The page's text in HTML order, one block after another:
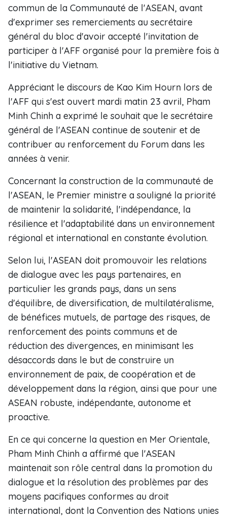
commun de la Communauté de l'ASEAN, avant
d'exprimer ses remerciements au secrétaire
général du bloc d'avoir accepté l'invitation de
participer à l'AFF organisé pour la première fois à
l'initiative du Vietnam.
Appréciant le discours de Kao Kim Hourn lors de
l'AFF qui s'est ouvert mardi matin 23 avril, Pham
Minh Chinh a exprimé le souhait que le secrétaire
général de l'ASEAN continue de soutenir et de
contribuer au renforcement du Forum dans les
années à venir.
Concernant la construction de la communauté de
l'ASEAN, le Premier ministre a souligné la priorité
de maintenir la solidarité, l'indépendance, la
résilience et l'adaptabilité dans un environnement
régional et international en constante évolution.
Selon lui, l'ASEAN doit promouvoir les relations
de dialogue avec les pays partenaires, en
particulier les grands pays, dans un sens
d'équilibre, de diversification, de multilatéralisme,
de bénéfices mutuels, de partage des risques, de
renforcement des points communs et de
réduction des divergences, en minimisant les
désaccords dans le but de construire un
environnement de paix, de coopération et de
développement dans la région, ainsi que pour une
ASEAN robuste, indépendante, autonome et
proactive.
En ce qui concerne la question en Mer Orientale,
Pham Minh Chinh a affirmé que l'ASEAN
maintenait son rôle central dans la promotion du
dialogue et la résolution des problèmes par des
moyens pacifiques conformes au droit
international, dont la Convention des Nations unies